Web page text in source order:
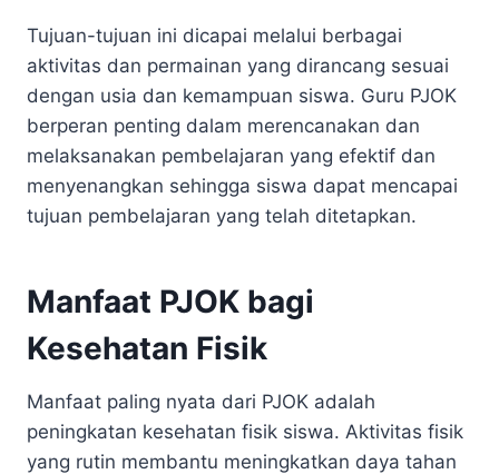
Tujuan-tujuan ini dicapai melalui berbagai
aktivitas dan permainan yang dirancang sesuai
dengan usia dan kemampuan siswa. Guru PJOK
berperan penting dalam merencanakan dan
melaksanakan pembelajaran yang efektif dan
menyenangkan sehingga siswa dapat mencapai
tujuan pembelajaran yang telah ditetapkan.
Manfaat PJOK bagi
Kesehatan Fisik
Manfaat paling nyata dari PJOK adalah
peningkatan kesehatan fisik siswa. Aktivitas fisik
yang rutin membantu meningkatkan daya tahan